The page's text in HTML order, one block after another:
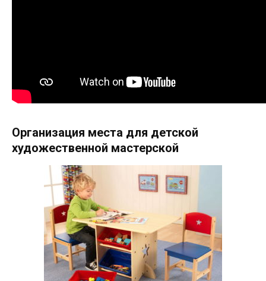
Организация места для детской
художественной мастерской